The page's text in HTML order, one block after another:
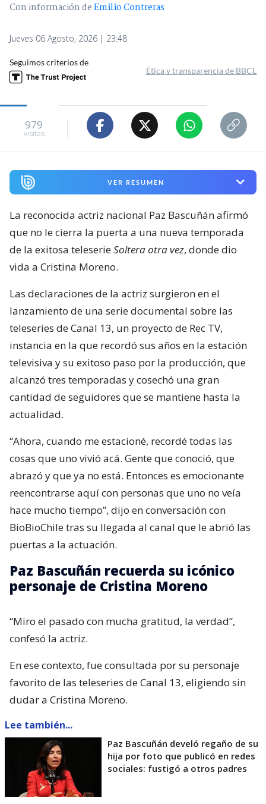
Con información deEmilio Contreras
Jueves 06 Agosto, 2026 | 23:48
Seguimos criterios de
Ética y transparencia de BBCL
979
visitas
VER RESUMEN
La reconocida actriz nacional Paz Bascuñán afirmó
que no le cierra la puerta a una nueva temporada
de la exitosa teleserieSoltera otra vez, donde dio
vida a Cristina Moreno.
Las declaraciones de la actriz surgieron en el
lanzamiento de una serie documental sobre las
teleseries de Canal 13, un proyecto de Rec TV,
instancia en la que recordó sus años en la estación
televisiva y su exitoso paso por la producción, que
alcanzó tres temporadas y cosechó una gran
cantidad de seguidores que se mantiene hasta la
actualidad.
“Ahora, cuando me estacioné, recordé todas las
cosas que uno vivió acá. Gente que conoció, que
abrazó y que ya no está. Entonces es emocionante
reencontrarse aquí con personas que uno no veía
hace mucho tiempo”, dijo en conversación con
BioBioChile tras su llegada al canal que le abrió las
puertas a la actuación.
Paz Bascuñán recuerda su icónico
personaje de Cristina Moreno
“Miro el pasado con mucha gratitud, la verdad”,
confesó la actriz.
En ese contexto, fue consultada por su personaje
favorito de las teleseries de Canal 13, eligiendo sin
dudar a Cristina Moreno.
Lee también...
Paz Bascuñán develó regaño de su
hija por foto que publicó en redes
sociales: fustigó a otros padres